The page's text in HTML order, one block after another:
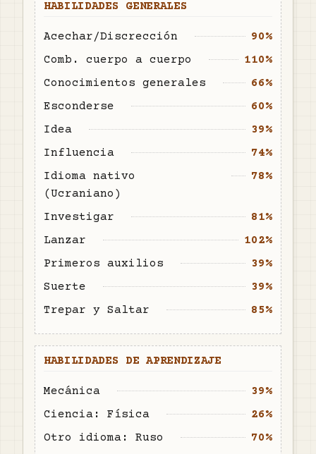
HABILIDADES GENERALES
Acechar/Discrección
90%
Comb. cuerpo a cuerpo
110%
Conocimientos generales
66%
Esconderse
60%
Idea
39%
Influencia
74%
Idioma nativo
(Ucraniano)
78%
Investigar
81%
Lanzar
102%
Primeros auxilios
39%
Suerte
39%
Trepar y Saltar
85%
HABILIDADES DE APRENDIZAJE
Mecánica
39%
Ciencia: Física
26%
Otro idioma: Ruso
70%